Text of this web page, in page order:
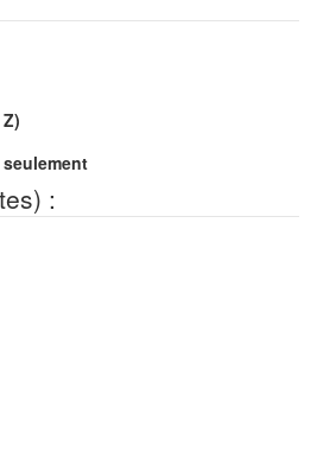
seulement
: